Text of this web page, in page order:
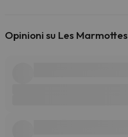
Opinioni su Les Marmottes